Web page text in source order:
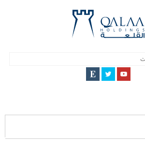
QALAA
QALAA